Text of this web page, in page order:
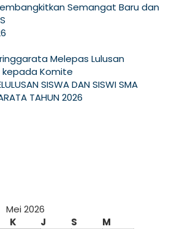
Semangat Baru dan
Melepas Lulusan
Komite
SISWA DAN SISWI SMA
TAHUN 2026
Mei 2026
K J S
M